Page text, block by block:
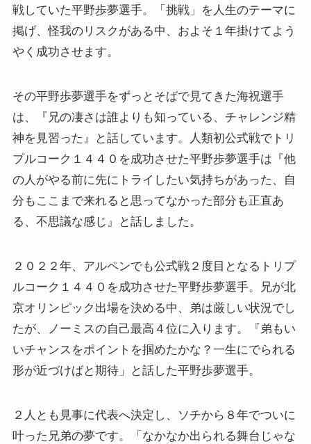
戦していた平野歩夢選手。「挑戦」を人生のテーマに
掲げ、怪我のリスクがある中、およそ１年掛けてよう
やく成功させます。
その平野歩夢選手をずっとそばで見てきた海祝選手
は、『兄の凄さは誰よりも知っている、チャレンジ精
神を見習った』と話しています。人類初公式戦でトリ
プルコーク１４４０を成功させた平野歩夢選手は『他
の人がやる前に先にトライしたい気持ちがあった、自
分もここまで来れると思ってなかった部分も正直あ
る、不思議な感じ』と話しました。
２０２２年、アルペンでも公式戦２度目となるトリプ
ルコーク１４４０を成功させた平野歩夢選手。兄が北
京オリンピック出場を決める中、弟は厳しい状況でし
たが、ノーミスの自己最高４位に入ります。『弟もい
いチャンスをポイントを掴めたかな？一生にでられる
形が近づけばと期待」と話した平野歩夢選手。
２人とも見事に代表へ決定し、ソチから８年でついに
叶った兄弟の夢です。「なかなか出られる舞台じゃな